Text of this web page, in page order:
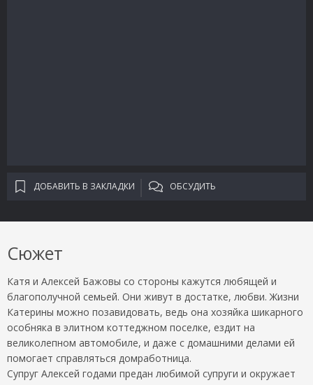
ДОБАВИТЬ В ЗАКЛАДКИ ОБСУДИТЬ
Сюжет
Катя и Алексей Бажовы со стороны кажутся любящей и
благополучной семьей. Они живут в достатке, любви. Жизни
Катерины можно позавидовать, ведь она хозяйка шикарного
особняка в элитном коттеджном поселке, ездит на
великолепном автомобиле, и даже с домашними делами ей
помогает справляться домработница.
Супруг Алексей годами предан любимой супруги и окружает